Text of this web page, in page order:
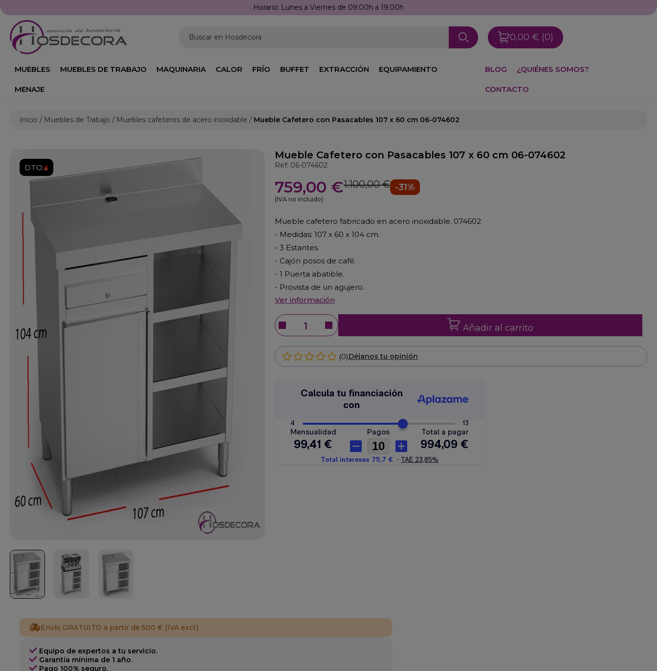
Horario: Lunes a Viernes de 09:00h a 19:00h
Buscar en Hosdecora 0,00 € (0)
MUEBLES MUEBLES DE TRABAJO MAQUINARIA CALOR FRÍO BUFFET EXTRACCIÓN EQUIPAMIENTO
MENAJE
BLOG ¿QUIÉNES SOMOS?
CONTACTO
Inicio Muebles de Trabajo Muebles cafeteros de acero inoxidable Mueble Cafetero con Pasacables 107 x 60 cm 06-074602
DTO.
Mueble Cafetero con Pasacables 107 x 60 cm 06-074602
Ref: 06-074602
759,00 €1.100,00 € -31%
(IVA no incluido)
Mueble cafetero fabricado en acero inoxidable. 074602
- Medidas: 107 x 60 x 104 cm.
- 3 Estantes.
- Cajón posos de café.
- 1 Puerta abatible.
- Provista de un agujero.
Ver información
Añadir al carrito
(0)Déjanos tu opinión
Envío GRATUITO a partir de 500 € (IVA excl.)
Equipo de expertos a tu servicio.
Garantía mínima de 1 año.
Pago 100% seguro.